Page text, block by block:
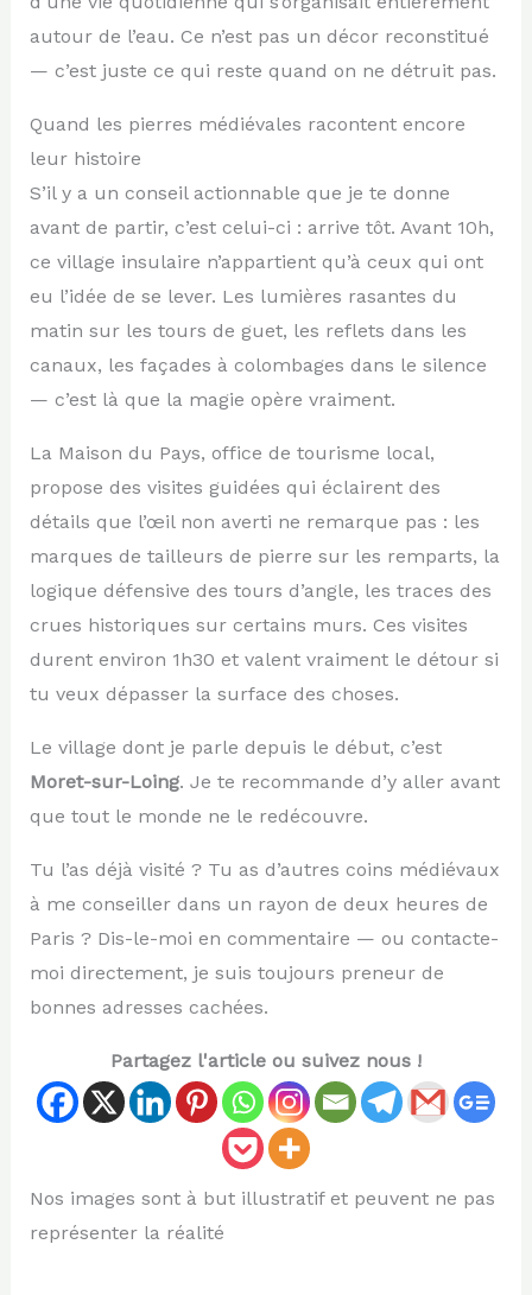
autour de l’eau. Ce n’est pas un décor reconstitué
— c’est juste ce qui reste quand on ne détruit pas.
Quand les pierres médiévales racontent encore
leur histoire
S’il y a un conseil actionnable que je te donne
avant de partir, c’est celui-ci : arrive tôt. Avant 10h,
ce village insulaire n’appartient qu’à ceux qui ont
eu l’idée de se lever. Les lumières rasantes du
matin sur les tours de guet, les reflets dans les
canaux, les façades à colombages dans le silence
— c’est là que la magie opère vraiment.
La Maison du Pays, office de tourisme local,
propose des visites guidées qui éclairent des
détails que l’œil non averti ne remarque pas : les
marques de tailleurs de pierre sur les remparts, la
logique défensive des tours d’angle, les traces des
crues historiques sur certains murs. Ces visites
durent environ 1h30 et valent vraiment le détour si
tu veux dépasser la surface des choses.
Le village dont je parle depuis le début, c’est
Moret-sur-Loing. Je te recommande d’y aller avant
que tout le monde ne le redécouvre.
Tu l’as déjà visité ? Tu as d’autres coins médiévaux
à me conseiller dans un rayon de deux heures de
Paris ? Dis-le-moi en commentaire — ou contacte-
moi directement, je suis toujours preneur de
bonnes adresses cachées.
Partagez l'article ou suivez nous !
Nos images sont à but illustratif et peuvent ne pas
représenter la réalité